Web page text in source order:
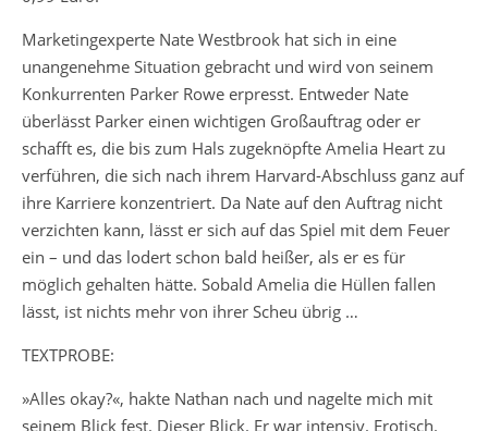
Marketingexperte Nate Westbrook hat sich in eine
unangenehme Situation gebracht und wird von seinem
Konkurrenten Parker Rowe erpresst. Entweder Nate
überlässt Parker einen wichtigen Großauftrag oder er
schafft es, die bis zum Hals zugeknöpfte Amelia Heart zu
verführen, die sich nach ihrem Harvard-Abschluss ganz auf
ihre Karriere konzentriert. Da Nate auf den Auftrag nicht
verzichten kann, lässt er sich auf das Spiel mit dem Feuer
ein – und das lodert schon bald heißer, als er es für
möglich gehalten hätte. Sobald Amelia die Hüllen fallen
lässt, ist nichts mehr von ihrer Scheu übrig …
TEXTPROBE:
»Alles okay?«, hakte Nathan nach und nagelte mich mit
seinem Blick fest. Dieser Blick. Er war intensiv. Erotisch.